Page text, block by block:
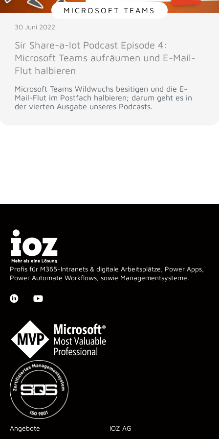
MICROSOFT TEAMS
30 Juni 2022
Sir Share-a-lot Podcast Episode 4:
Microsoft Teams aufräumen und E-Mail-
Flut halbieren
Microsoft Teams Wildwuchs besitigen und die E-
Mail-Flut im Postfach halbieren; darum geht es in
der vierten Ausgabe unseres Podcasts.
Profis für M365-Intranets & digitale Arbeitsplätze, Power Apps,
Power Automate Workflows, sowie Managementsysteme.
Angebote IOZ AG